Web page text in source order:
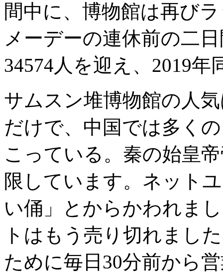
間中に、博物館は再び
メーデーの連休前の二
34574人を迎え、2019年
サムスン堆博物館の人
だけで、中国では多く
こっている。秦の始皇
限しています。ネット
い俑」とからかわれま
トはもう売り切れまし
ために毎日30分前から